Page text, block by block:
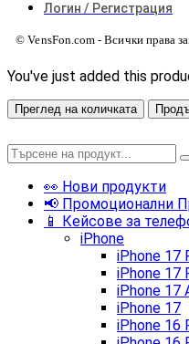
Логин / Регистрация
© VensFon.com - Всички права
You've just added this
Преглед на количката
👀 Нови продукти
📢 Промоционални
📱 Кейсове за
iPhone
iPhone 17
iPhone 17
iPhone 17
iPhone 17
iPhone 16